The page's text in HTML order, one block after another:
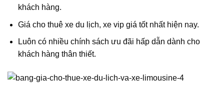
khách hàng.
Giá cho thuê xe du lịch, xe vip giá tốt nhất hiện nay.
Luôn có nhiều chính sách ưu đãi hấp dẫn dành cho
khách hàng thân thiết.